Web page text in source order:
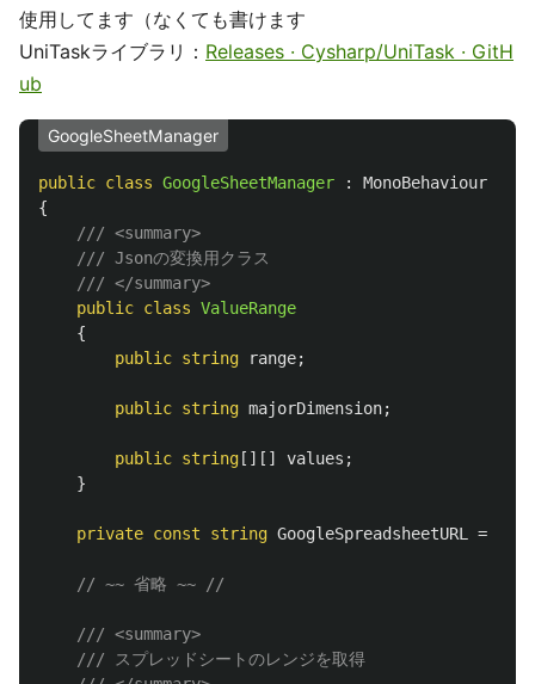
使用してます（なくても書けます
UniTaskライブラリ： Releases · Cysharp/UniTask · GitH
ub
GoogleSheetManager
public class GoogleSheetManager :
MonoBehaviour
{
/// <summary>
/// Jsonの変換用クラス
/// </summary>
public class ValueRange
{
public string range;
public string majorDimension;
public string [][] values ;
}
private const string GoogleSpreadsheetURL =
// ~~ 省略 ~~ //
/// <summary>
/// スプレッドシートのレンジを取得